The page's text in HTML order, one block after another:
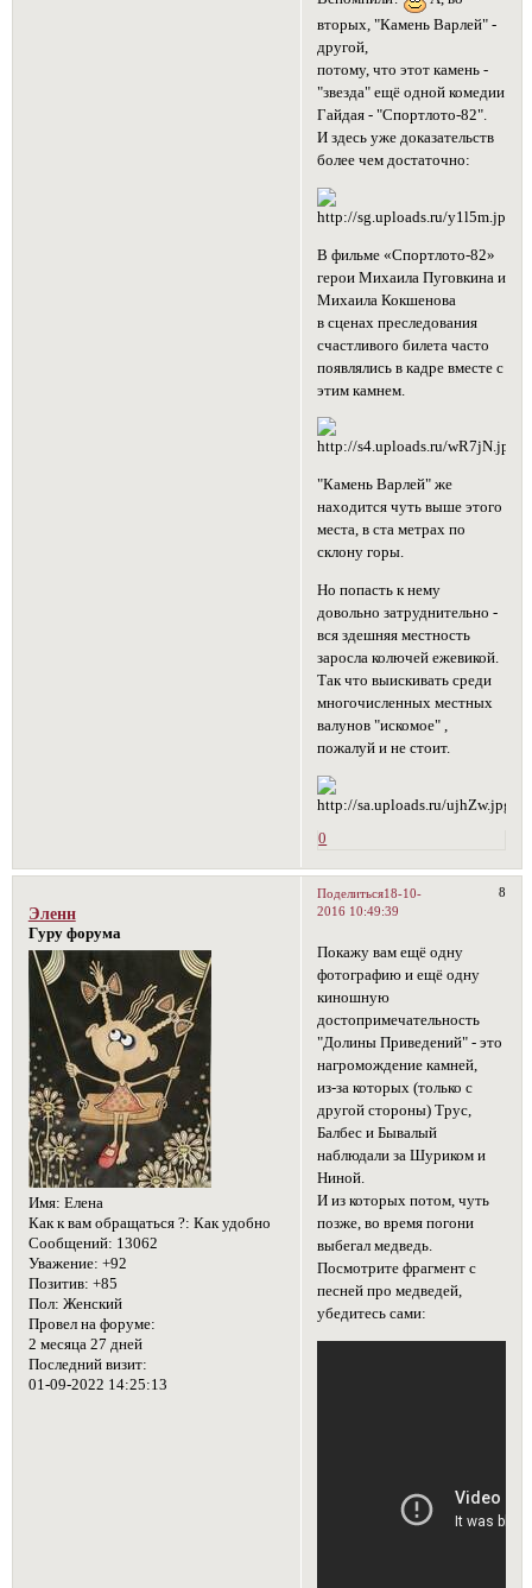
вторых, "Камень Варлей" -
другой,
потому, что этот камень -
"звезда" ещё одной комедии
Гайдая - "Спортлото-82".
И здесь уже доказательств
более чем достаточно:
В фильме «Спортлото-82»
герои Михаила Пуговкина и
Михаила Кокшенова
в сценах преследования
счастливого билета часто
появлялись в кадре вместе с
этим камнем.
"Камень Варлей" же
находится чуть выше этого
места, в ста метрах по
склону горы.
Но попасть к нему
довольно затруднительно -
вся здешняя местность
заросла колючей ежевикой.
Так что выискивать среди
многочисленных местных
валунов "искомое" ,
пожалуй и не стоит.
0
Поделиться 8
18-10-
2016 10:49:39
Эленн
Гуру форума
Имя: Елена
Как к вам обращаться ?: Как удобно
Сообщений: 13062
Уважение: +92
Позитив: +85
Пол: Женский
Провел на форуме:
2 месяца 27 дней
Последний визит:
01-09-2022 14:25:13
Покажу вам ещё одну
фотографию и ещё одну
киношную
достопримечательность
"Долины Приведений" - это
нагромождение камней,
из-за которых (только с
другой стороны) Трус,
Балбес и Бывалый
наблюдали за Шуриком и
Ниной.
И из которых потом, чуть
позже, во время погони
выбегал медведь.
Посмотрите фрагмент с
песней про медведей,
убедитесь сами: